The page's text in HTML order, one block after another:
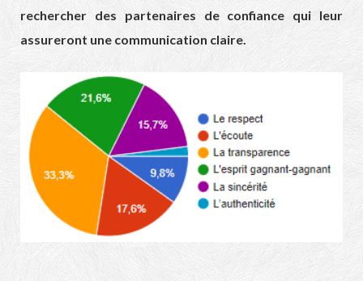
rechercher des partenaires de confiance qui leur
assureront une communication claire.